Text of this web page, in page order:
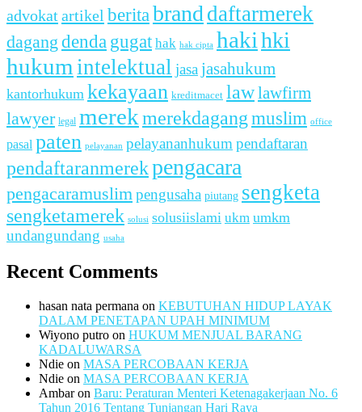
advokat artikel beritabrand daftarmerek
dagang denda gugat hak hak cipta hakihki
hukum intelektual jasa jasahukum
kantorhukum kekayaan kreditmacet lawlawfirm
lawyer legal merekmerekdagang muslim office
pasal paten pelayanan pelayananhukum pendaftaran
pendaftaranmerekpengacara
pengacaramuslimpengusaha piutang sengketa
sengketamerek solusi solusiislami ukm umkm
undangundang usaha
Recent Comments
hasan nata permana on KEBUTUHAN HIDUP LAYAK
DALAM PENETAPAN UPAH MINIMUM
Wiyono putro on HUKUM MENJUAL BARANG
KADALUWARSA
Ndie on MASA PERCOBAAN KERJA
Ndie on MASA PERCOBAAN KERJA
Ambaron Baru: Peraturan Menteri Ketenagakerjaan No. 6
Tahun 2016 Tentang Tunjangan Hari Raya